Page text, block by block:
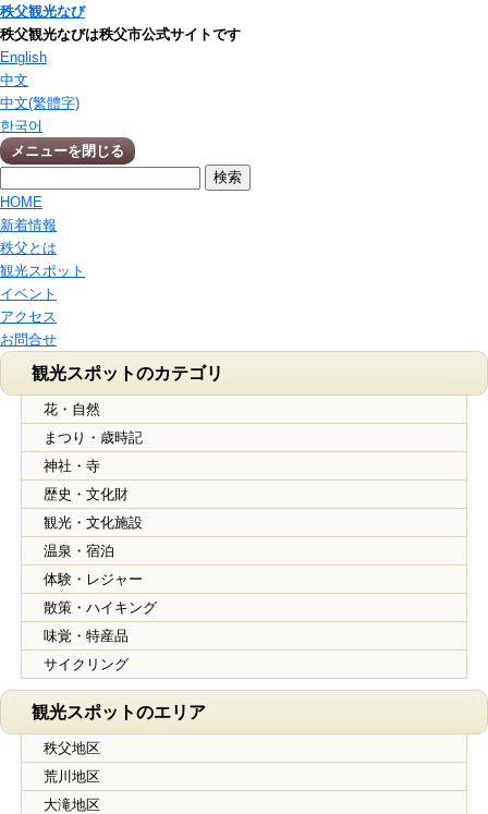
秩父観光なび
秩父観光なびは秩父市公式サイトです
English
中文
中文(繁體字)
한국어
メニューを閉じる
HOME
新着情報
秩父とは
観光スポット
イベント
アクセス
お問合せ
観光スポットのカテゴリ
花・自然
まつり・歳時記
神社・寺
歴史・文化財
観光・文化施設
温泉・宿泊
体験・レジャー
散策・ハイキング
味覚・特産品
サイクリング
観光スポットのエリア
秩父地区
荒川地区
大滝地区